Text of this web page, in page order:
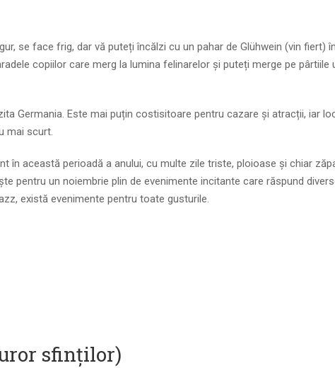
se face frig, dar vă puteți încălzi cu un pahar de Glühwein (vin fiert)
copiilor care merg la lumina felinarelor și puteți merge pe pârtiile
Germania. Este mai puțin costisitoare pentru cazare și atracții, iar
mai scurt.
în această perioadă a anului, cu multe zile triste, ploioase și chiar
pentru un noiembrie plin de evenimente incitante care răspund
există evenimente pentru toate gusturile.
sfinților)